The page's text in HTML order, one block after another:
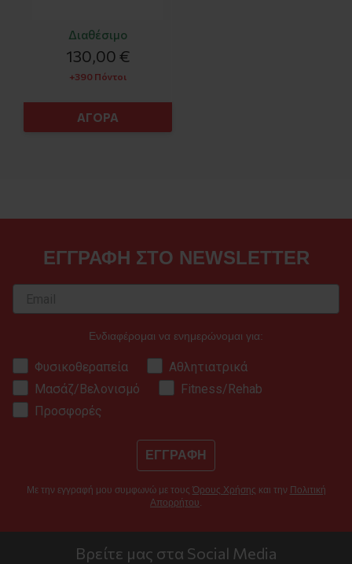
Διαθέσιμο
130,00 €
+390 Πόντοι
ΑΓΟΡΑ
ΕΓΓΡΑΦΗ ΣΤΟ NEWSLETTER
Ενδιαφέρομαι να ενημερώνομαι για:
Φυσικοθεραπεία
Αθλητιατρικά
Μασάζ/Βελονισμό
Fitness/Rehab
Προσφορές
ΕΓΓΡΑΦΗ
Με την εγγραφή μου συμφωνώ με τους Όρους Χρήσης και την Πολιτική
Απορρήτου.
Βρείτε μας στα Social Media